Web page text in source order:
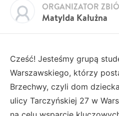
Matylda Kałużna
ORGANIZATOR
Cześć! Jesteśmy grupą
Warszawskiego, którzy
Brzechwy, czyli dom
ulicy Tarczyńskiej 27 w